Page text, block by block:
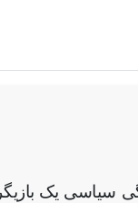
سیاسی یک